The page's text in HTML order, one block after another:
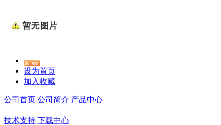
设为首页
加入收藏
公司首页 公司简介 产品中心
技术支持 下载中心